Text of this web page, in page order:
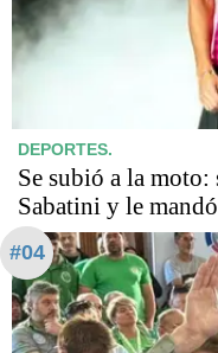
DEPORTES.
Se subió a la moto:
Sabatini y le
#04